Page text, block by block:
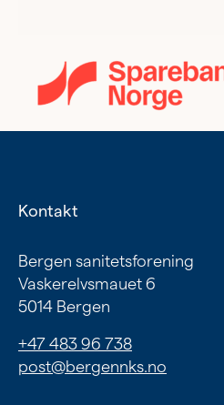
Kontakt
Bergen sanitetsforening
Vaskerelvsmauet 6
5014 Bergen
+47 483 96 738
post@bergennks.no